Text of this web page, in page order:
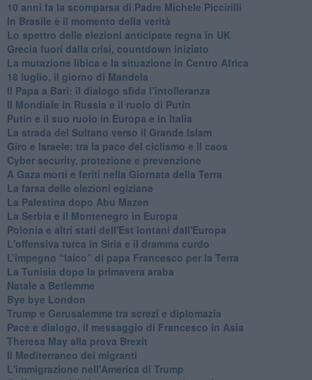
10 anni fa la scomparsa di Padre Michele Piccirilli
In Brasile è il momento della verità
Lo spettro delle elezioni anticipate regna in UK
Grecia fuori dalla crisi, countdown iniziato
La mutazione libica e la situazione in Centro Africa
18 luglio, il giorno di Mandela
Il Papa a Bari: il dialogo sfida l’intolleranza
Il Mondiale in Russia e il ruolo di Putin
Putin e il suo ruolo in Europa e in Italia
La strada del Sultano verso il Grande Islam
Giro e Israele: tra la pace del ciclismo e il caos
Cyber security, protezione e prevenzione
A Gaza morti e feriti nella Giornata della Terra
La farsa delle elezioni egiziane
La Palestina dopo Abu Mazen
La Serbia e il Montenegro in Europa
Polonia e altri stati dell'Est lontani dall'Europa
L'offensiva turca in Siria e il dramma curdo
L’impegno “laico” di papa Francesco per la Terra
La Tunisia dopo la primavera araba
Natale a Betlemme
Bye bye London
Trump e Gerusalemme tra screzi e diplomazia
Pace e dialogo, il messaggio di Francesco in Asia
Theresa May alla prova Brexit
Il Mediterraneo dei migranti
L'immigrazione nell'America di Trump